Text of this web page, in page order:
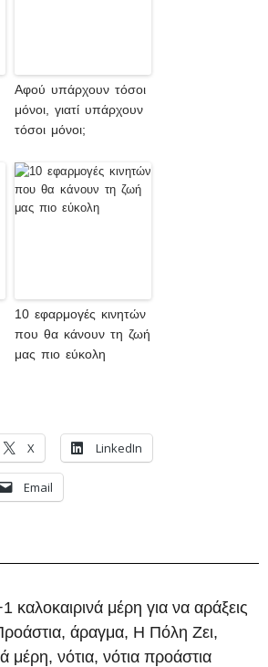
Αφού υπάρχουν τόσοι
μόνοι, γιατί υπάρχουν
τόσοι μόνοι;
10 εφαρμογές κινητών
που θα κάνουν τη ζωή
μας πιο εύκολη
X LinkedIn
Email
καλοκαιρινά μέρη για να αράξεις
, άραγμα, Η Πόλη Ζει,
μέρη, νότια, νότια προάστια